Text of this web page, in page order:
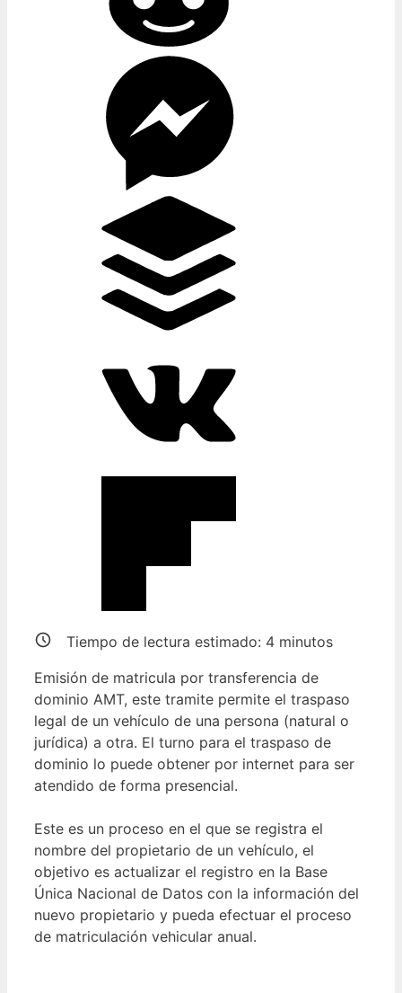
Tiempo de lectura estimado: 4 minutos
Emisión de matricula por transferencia de
dominio AMT, este tramite permite el traspaso
legal de un vehículo de una persona (natural o
jurídica) a otra. El turno para el traspaso de
dominio lo puede obtener por internet para ser
atendido de forma presencial.
Este es un proceso en el que se registra el
nombre del propietario de un vehículo, el
objetivo es actualizar el registro en la Base
Única Nacional de Datos con la información del
nuevo propietario y pueda efectuar el proceso
de matriculación vehicular anual.